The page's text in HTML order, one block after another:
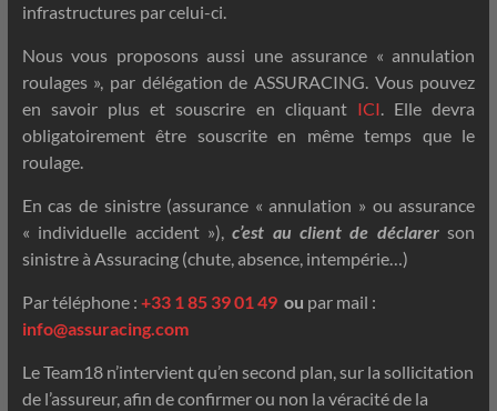
infrastructures par celui-ci.
Nous vous proposons aussi une assurance « annulation
roulages », par délégation de ASSURACING. Vous pouvez
en savoir plus et souscrire en cliquant ICI. Elle devra
obligatoirement être souscrite en même temps que le
roulage.
En cas de sinistre (assurance « annulation » ou assurance
« individuelle accident »),c’est au client de déclarer son
sinistre à Assuracing (chute, absence, intempérie…)
Par téléphone : +33 1 85 39 01 49ou par mail :
info@assuracing.com
Le Team18 n’intervient qu’en second plan, sur la sollicitation
de l’assureur, afin de confirmer ou non la véracité de la